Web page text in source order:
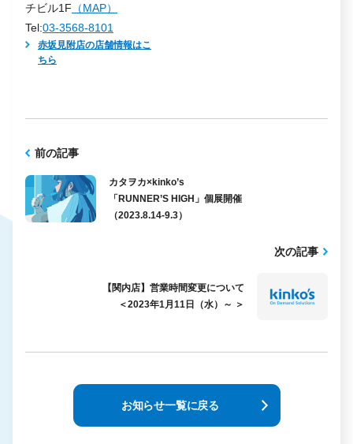
チビル1F （MAP）
Tel:03-3568-8101
赤坂見附店の店舗情報はこ
ちら
前の記事
カタヲカ×kinko’s
「RUNNER’S HIGH」個展開催
（2023.8.14-9.3）
次の記事
【関内店】営業時間変更について
＜2023年1月11日（水）～ ＞
お知らせ一覧に戻る